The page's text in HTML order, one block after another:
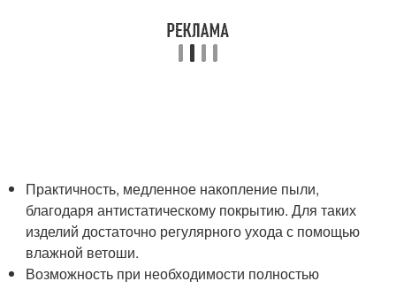
Практичность, медленное накопление пыли,
благодаря антистатическому покрытию. Для таких
изделий достаточно регулярного ухода с помощью
влажной ветоши.
Возможность при необходимости полностью